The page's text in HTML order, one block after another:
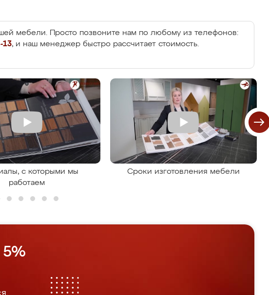
мебели. Просто позвоните нам по любому из телефонов:
13, и наш менеджер быстро рассчитает стоимость.
с которыми мы
работаем
Сроки изготовления мебели